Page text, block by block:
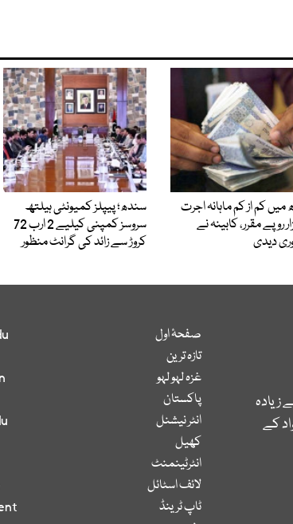
کم از کم ماہانہ اجرت
ہزار روپے مقرر، کابینہ نے
دیدی
سندھ؛ پیپلز کمیونٹی ہیلتھ
سروسز کمپنی کیلیے 2 ارب 72
کروڑ سے زائد کی گرانٹ منظور
زیادہ
کے
صفحۂ اول
تازہ ترین
غزہ لہو لہو
پاکستان
انٹر نیشنل
کھیل
انٹرٹینمنٹ
لائف اسٹائل
ٹاپ ٹرینڈ